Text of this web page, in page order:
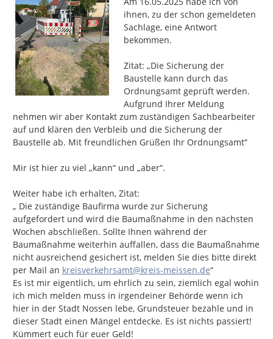
ihnen, zu der schon gemeldeten
Sachlage, eine Antwort
bekommen.
Zitat: „Die Sicherung der
Baustelle kann durch das
Ordnungsamt geprüft werden.
Aufgrund Ihrer Meldung
nehmen wir aber Kontakt zum zuständigen Sachbearbeiter
auf und klären den Verbleib und die Sicherung der
Baustelle ab. Mit freundlichen Grüßen Ihr Ordnungsamt“
Mir ist hier zu viel „kann“ und „aber“.
Weiter habe ich erhalten, Zitat:
„ Die zuständige Baufirma wurde zur Sicherung
aufgefordert und wird die Baumaßnahme in den nächsten
Wochen abschließen. Sollte Ihnen während der
Baumaßnahme weiterhin auffallen, dass die Baumaßnahme
nicht ausreichend gesichert ist, melden Sie dies bitte direkt
per Mail an kreisverkehrsamt@kreis-meissen.de“
Es ist mir eigentlich, um ehrlich zu sein, ziemlich egal wohin
ich mich melden muss in irgendeiner Behörde wenn ich
hier in der Stadt Nossen lebe, Grundsteuer bezahle und in
dieser Stadt einen Mängel entdecke. Es ist nichts passiert!
Kümmert euch für euer Geld!